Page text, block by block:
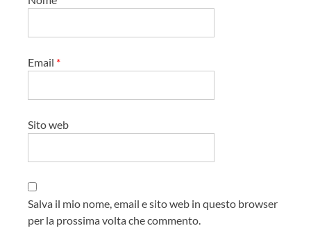
Email *
Sito web
Salva il mio nome, email e sito web in questo browser
per la prossima volta che commento.